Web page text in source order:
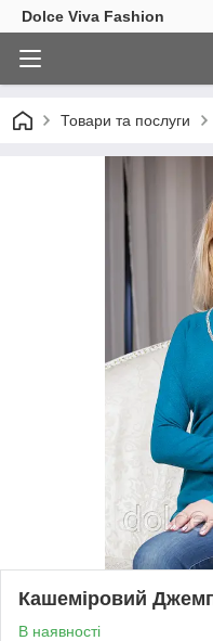
Dolce Viva Fashion
Товари та послуги
Кашеміровий
В наявності